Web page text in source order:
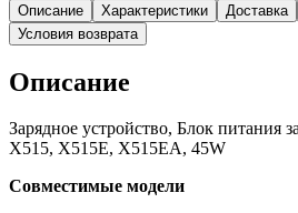
Описание
Характеристики Доставка
Условия возврата
Описание
Зарядное устройство, Блок питания
X515, X515E, X515EA, 45W
Совместимые модели